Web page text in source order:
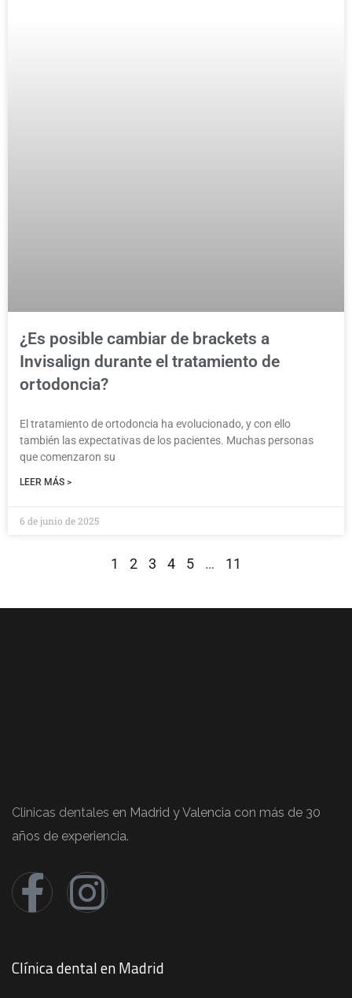
¿Es posible cambiar de brackets a
Invisalign durante el tratamiento de
ortodoncia?
El tratamiento de ortodoncia ha evolucionado, y con ello
también las expectativas de los pacientes. Muchas personas
que comenzaron su
LEER MÁS >
6 de junio de 2025
1 2 3 4 5 … 11
Clinicas dentales en Madrid y Valencia con más de 30
años de experiencia.
Clínica dental en Madrid